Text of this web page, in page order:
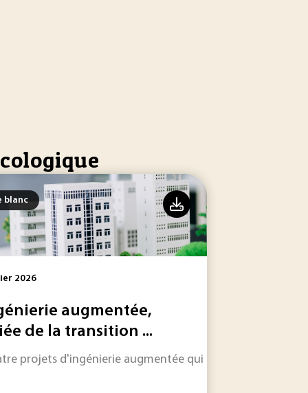
technologies.
blanc
2026
augmentée,
de la transition ...
projets d'ingénierie augmentée qui transforment la